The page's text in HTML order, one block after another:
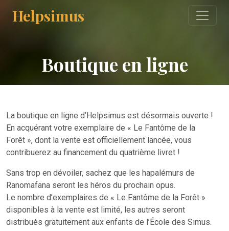
Helpsimus
Boutique en ligne
La boutique en ligne d’Helpsimus est désormais ouverte !
En acquérant votre exemplaire de « Le Fantôme de la
Forêt », dont la vente est officiellement lancée, vous
contribuerez au financement du quatrième livret !
Sans trop en dévoiler, sachez que les hapalémurs de
Ranomafana seront les héros du prochain opus.
Le nombre d’exemplaires de « Le Fantôme de la Forêt »
disponibles à la vente est limité, les autres seront
distribués gratuitement aux enfants de l’École des Simus.